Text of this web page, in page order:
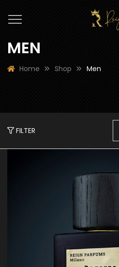
MEN
Home Shop Men
FILTER